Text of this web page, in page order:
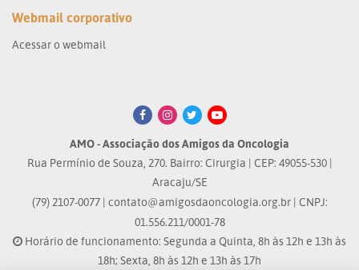
Webmail corporativo
Acessar o webmail
AMO - Associação dos Amigos da Oncologia
Rua Permínio de Souza, 270. Bairro: Cirurgia | CEP: 49055-530 |
Aracaju/SE
(79) 2107-0077 | contato@amigosdaoncologia.org.br| CNPJ:
01.556.211/0001-78
Horário de funcionamento: Segunda a Quinta, 8h às 12h e 13h às
18h; Sexta, 8h às 12h e 13h às 17h